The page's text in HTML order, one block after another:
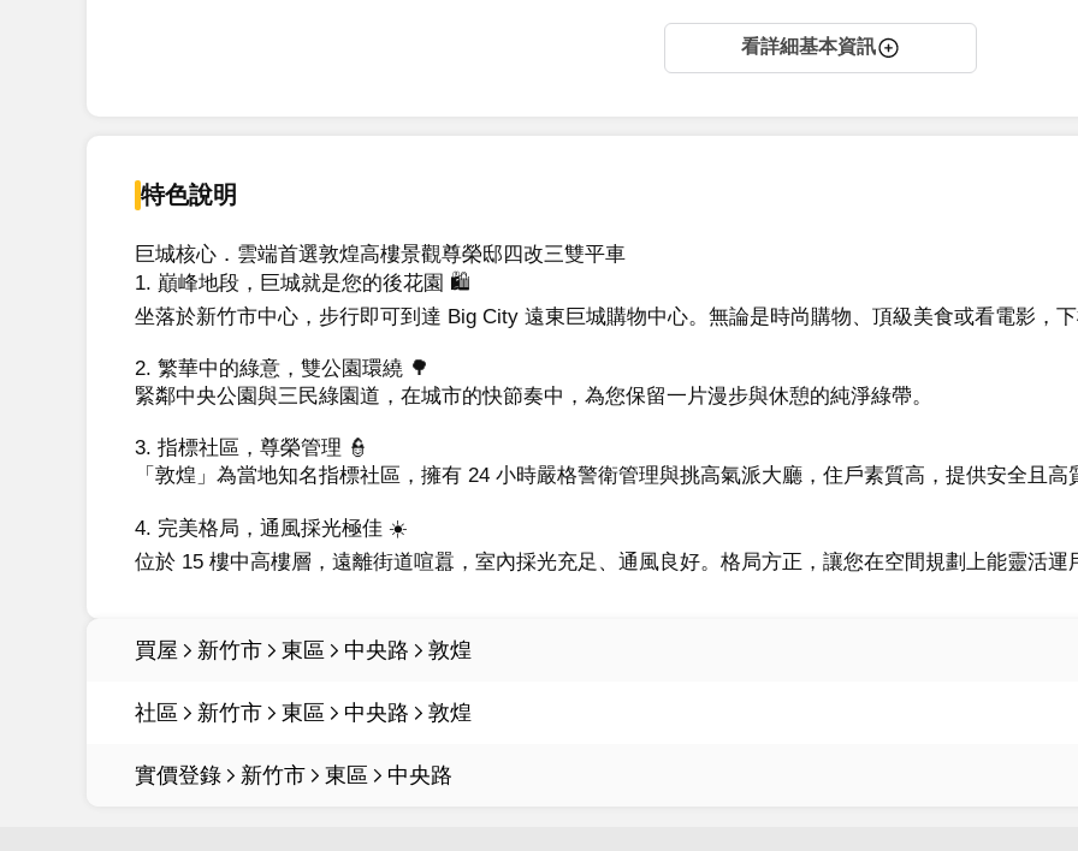
看詳細基本資訊
特色說明
巨城核心．雲端首選敦煌高樓景觀尊榮邸四改三雙平車
1. 巔峰地段，巨城就是您的後花園 🛍️
坐落於新竹市中心，步行即可到達 Big City 遠東巨城購物中心。無論是時尚購物、頂級美食或看電影，
2. 繁華中的綠意，雙公園環繞 🌳
緊鄰中央公園與三民綠園道，在城市的快節奏中，為您保留一片漫步與休憩的純淨綠帶。
3. 指標社區，尊榮管理 👮
「敦煌」為當地知名指標社區，擁有 24 小時嚴格警衛管理與挑高氣派大廳，住戶素質高，提供安全且高
4. 完美格局，通風採光極佳 ☀️
位於 15 樓中高樓層，遠離街道喧囂，室內採光充足、通風良好。格局方正，讓您在空間規劃上能靈活運
買屋 新竹市 東區 中央路 敦煌
社區 新竹市 東區 中央路 敦煌
實價登錄 新竹市 東區 中央路